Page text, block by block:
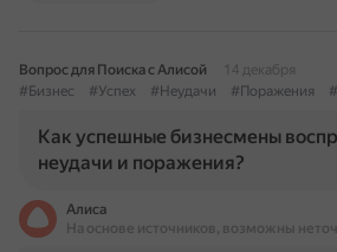
Вопрос для Поиска с Алисой
14 декабря
#Бизнес
#Успех #Неудачи #Поражения
Как успешные бизнесмены
неудачи и поражения?
Алиса
На основе источников, возможны